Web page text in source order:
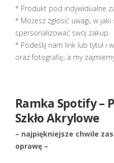
* Produkt pod indywidualne
* Możesz zgłosić uwagi, w
spersonalizować swój zakup.
* Podeślij nam link lub tytuł i
oraz fotografię, a my
Ramka Spotify –
Szkło Akrylowe
– najpiękniejsze chwile
oprawę –